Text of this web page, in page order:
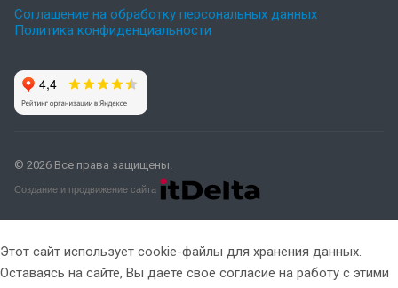
Соглашение на обработку персональных данных
Политика конфиденциальности
© 2026 Все права защищены.
Создание и продвижение сайта
Этот сайт использует cookie-файлы для хранения данных.
Оставаясь на сайте, Вы даёте своё согласие на работу с этими